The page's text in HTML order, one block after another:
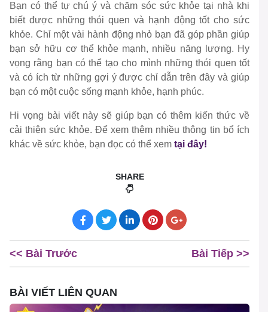
Bạn có thể tự chú ý và chăm sóc sức khỏe tại nhà khi
biết được những thói quen và hạnh động tốt cho sức
khỏe. Chỉ một vài hành động nhỏ bạn đã góp phần giúp
bạn sở hữu cơ thể khỏe mạnh, nhiều năng lượng. Hy
vọng rằng bạn có thể tạo cho mình những thói quen tốt
và có ích từ những gợi ý được chỉ dẫn trên đây và giúp
bạn có một cuộc sống mạnh khỏe, hạnh phúc.
Hi vọng bài viết này sẽ giúp bạn có thêm kiến thức về
cải thiện sức khỏe. Để xem thêm nhiều thông tin bổ ích
khác về sức khỏe, bạn đọc có thể xem tại đây!
SHARE
<< Bài Trước Bài Tiếp >>
BÀI VIẾT LIÊN QUAN